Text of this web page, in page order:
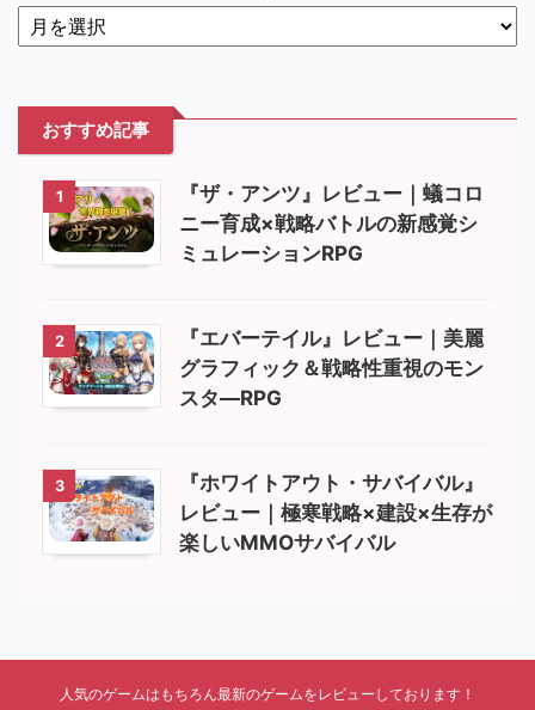
おすすめ記事
1
『ザ・アンツ』レビュー｜蟻コロ
ニー育成×戦略バトルの新感覚シ
ミュレーションRPG
2
『エバーテイル』レビュー｜美麗
グラフィック＆戦略性重視のモン
スタ―RPG
3
『ホワイトアウト・サバイバル』
レビュー｜極寒戦略×建設×生存が
楽しいMMOサバイバル
人気のゲームはもちろん最新のゲームをレビューしております！